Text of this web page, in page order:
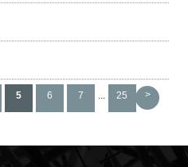
5 6 7 ... 25 >